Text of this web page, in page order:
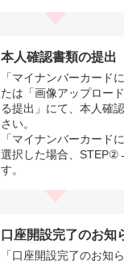
本人確認書類の提出
「マイナンバーカード
たは「画像アップロー
る提出」にて、本人確
さい。
「マイナンバーカード
選択した場合、
す。
口座開設完了のお知
「口座開設完了のお知